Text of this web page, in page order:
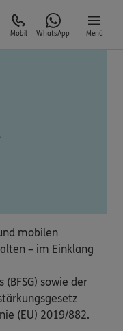
Mobil WhatsApp Menü
mobilen
– im Einklang
sowie der
(EU) 2019/882.